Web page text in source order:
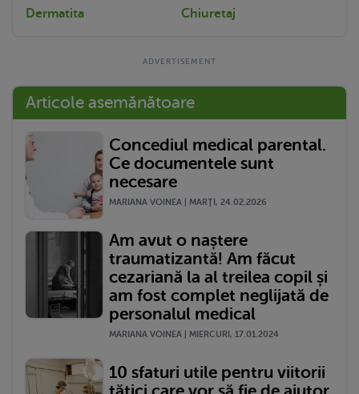
Dermatita
Chiuretaj
Articole asemănătoare
Concediul medical parental.
Ce documentele sunt
necesare
MARIANA VOINEA | MARŢI, 24.02.2026
Am avut o naștere
traumatizantă! Am făcut
cezariană la al treilea copil și
am fost complet neglijată de
personalul medical
MARIANA VOINEA | MIERCURI, 17.01.2024
10 sfaturi utile pentru viitorii